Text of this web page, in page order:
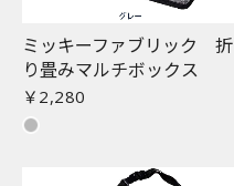
ミッキーファブリック 折
り畳みマルチボックス
￥2,280